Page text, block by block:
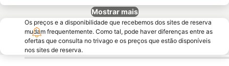
Mostrar mais
Os preços e a disponibilidade que recebemos dos sites de reserva
mudam frequentemente. Como tal, pode haver diferenças entre as
ofertas que consulta no trivago e os preços que estão disponíveis
nos sites de reserva.